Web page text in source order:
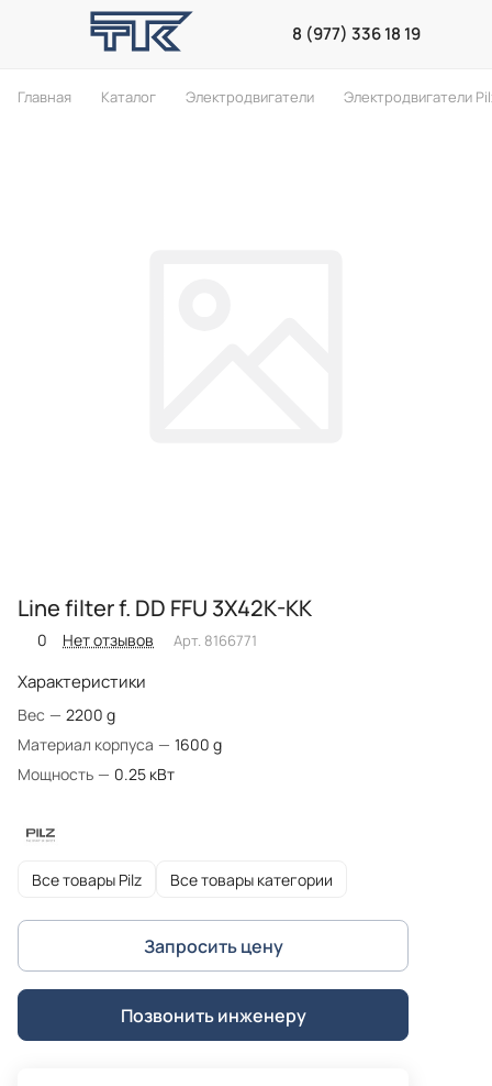
8 (977) 336 18 19
Главная Каталог Электродвигатели Электродвигатели
Line filter f. DD FFU 3X42K-KK
0 Нет отзывов Арт. 8166771
Характеристики
Вес — 2200 g
Материал корпуса — 1600 g
Мощность — 0.25 кВт
Все товары Pilz Все товары категории
Запросить цену
Позвонить инженеру